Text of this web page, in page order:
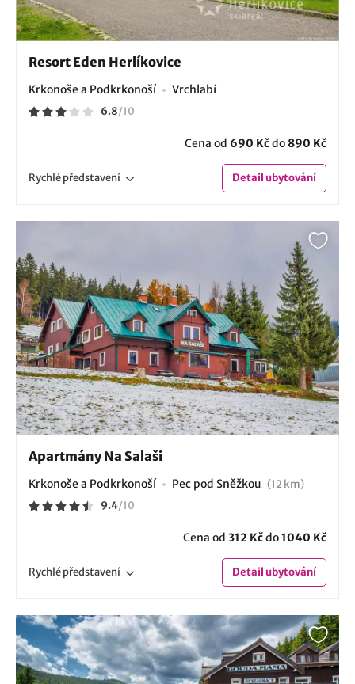
Resort Eden Herlíkovice
Krkonoše a Podkrkonoší Vrchlabí
6.8/10
Cena od 690 Kčdo 890 Kč
Rychlépředstavení Detailubytování
Apartmány Na Salaši
Krkonoše a Podkrkonoší Pec pod Sněžkou (12 km)
9.4/10
Cena od 312 Kčdo1040 Kč
Rychlépředstavení Detailubytování